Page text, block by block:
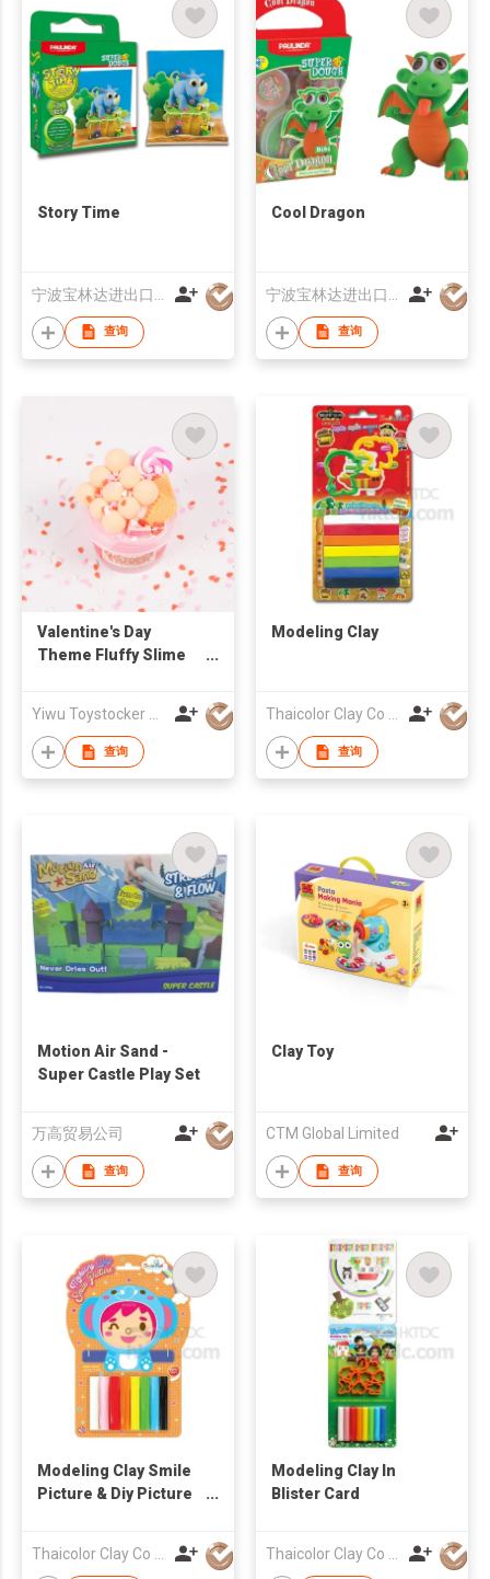
Story Time
查询
Cool Dragon
查询
Valentine's Day
Theme Fluffy Slime
Charm for Boys Girls
Butter Slime Toys
Gifts
查询
Modeling Clay
查询
Motion Air Sand -
Super Castle Play Set
万高贸易公司
查询
Clay Toy
CTM Global Limited
查询
Modeling Clay Smile
Picture & Diy Picture
Modeling Clay In
Blister Card